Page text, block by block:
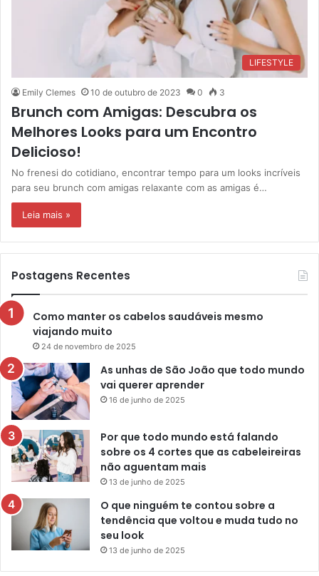
LIFESTYLE
Emily Clemes 10 de outubro de 2023 0 3
Brunch com Amigas: Descubra os
Melhores Looks para um Encontro
Delicioso!
No frenesi do cotidiano, encontrar tempo para um looks incríveis
para seu brunch com amigas relaxante com as amigas é…
Leia mais »
Postagens Recentes
Como manter os cabelos saudáveis mesmo
viajando muito
24 de novembro de 2025
As unhas de São João que todo mundo
vai querer aprender
16 de junho de 2025
Por que todo mundo está falando
sobre os 4 cortes que as cabeleireiras
não aguentam mais
13 de junho de 2025
O que ninguém te contou sobre a
tendência que voltou e muda tudo no
seu look
13 de junho de 2025